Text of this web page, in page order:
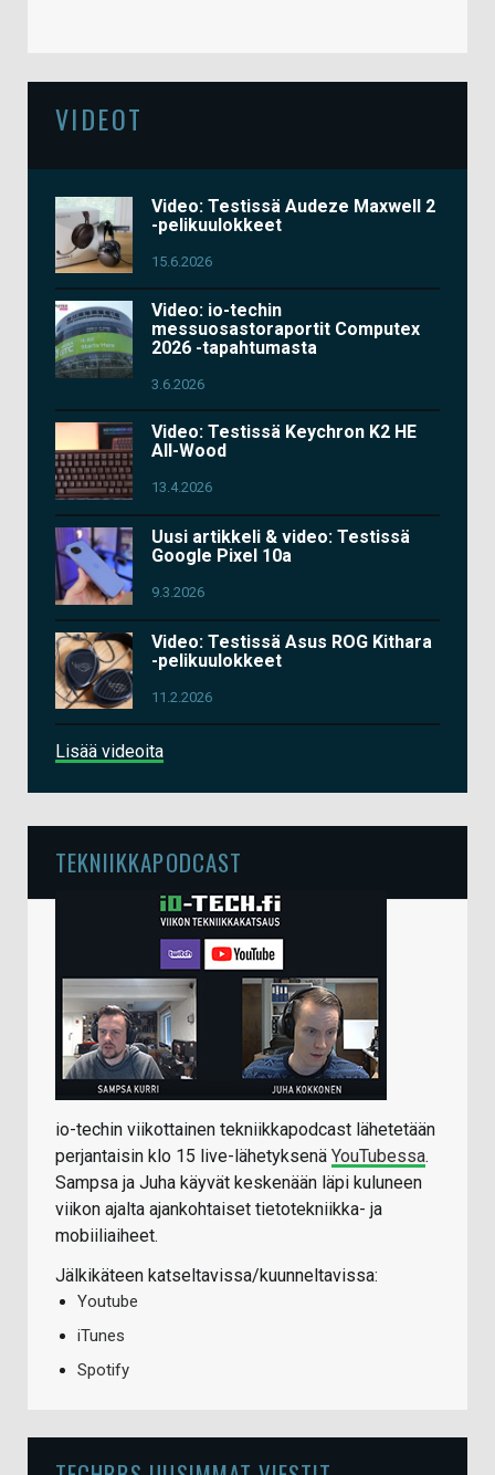
VIDEOT
Video: Testissä Audeze Maxwell 2
-pelikuulokkeet
15.6.2026
Video: io-techin
messuosastoraportit Computex
2026 -tapahtumasta
3.6.2026
Video: Testissä Keychron K2 HE
All-Wood
13.4.2026
Uusi artikkeli & video: Testissä
Google Pixel 10a
9.3.2026
Video: Testissä Asus ROG Kithara
-pelikuulokkeet
11.2.2026
Lisää videoita
TEKNIIKKAPODCAST
io-techin viikottainen tekniikkapodcast lähetetään
perjantaisin klo 15 live-lähetyksenä YouTubessa.
Sampsa ja Juha käyvät keskenään läpi kuluneen
viikon ajalta ajankohtaiset tietotekniikka- ja
mobiiliaiheet.
Jälkikäteen katseltavissa/kuunneltavissa:
Youtube
iTunes
Spotify